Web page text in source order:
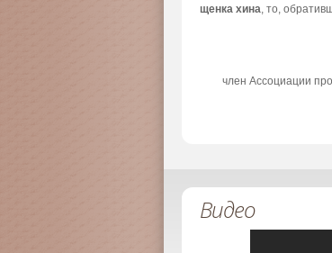
щенка хина, то,
член Ассоциации
Видео